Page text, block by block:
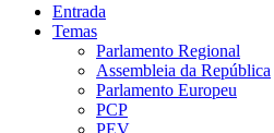
Entrada
Temas
Parlamento Regional
Assembleia da República
Parlamento Europeu
PCP
PEV